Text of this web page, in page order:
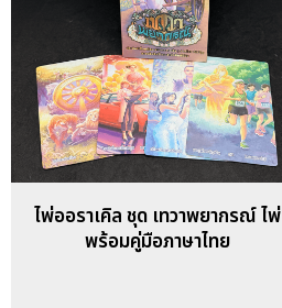
ไพ่ออราเคิล ชุด เทวาพยากรณ์ ไพ่
พร้อมคู่มือภาษาไทย